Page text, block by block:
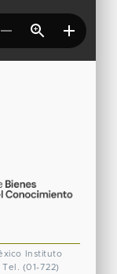
Instituto
(01-722)